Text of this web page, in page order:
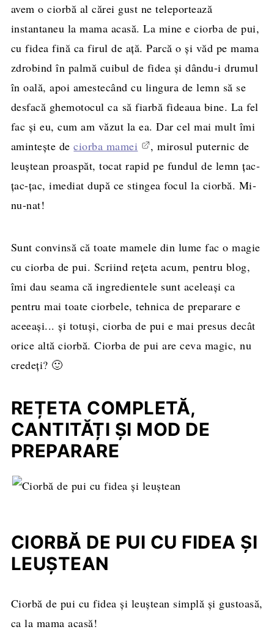
avem o ciorbă al cărei gust ne teleportează
instantaneu la mama acasă. La mine e ciorba de pui,
cu fidea fină ca firul de aţă. Parcă o şi văd pe mama
zdrobind în palmă cuibul de fidea şi dându-i drumul
în oală, apoi amestecând cu lingura de lemn să se
desfacă ghemotocul ca să fiarbă fideaua bine. La fel
fac şi eu, cum am văzut la ea. Dar cel mai mult îmi
aminteşte deciorba mamei
, mirosul puternic de
leuştean proaspăt, tocat rapid pe fundul de lemn ţac-
ţac-ţac, imediat după ce stingea focul la ciorbă. Mi-
nu-nat!
Sunt convinsă că toate mamele din lume fac o magie
cu ciorba de pui. Scriind reţeta acum, pentru blog,
îmi dau seama că ingredientele sunt aceleaşi ca
pentru mai toate ciorbele, tehnica de preparare e
aceeaşi... şi totuşi, ciorba de pui e mai presus decât
orice altă ciorbă. Ciorba de pui are ceva magic, nu
credeţi? 🙂
REȚETA COMPLETĂ,
CANTITĂȚI ȘI MOD DE
PREPARARE
CIORBĂ DE PUI CU FIDEA ŞI
LEUŞTEAN
Ciorbă de pui cu fidea şi leuştean simplă și gustoasă,
ca la mama acasă!